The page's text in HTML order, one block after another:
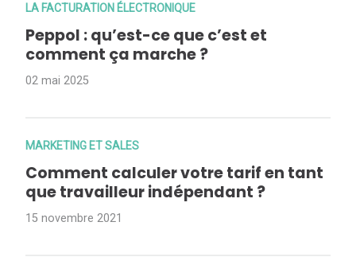
LA FACTURATION ÉLECTRONIQUE
Peppol : qu’est-ce que c’est et
comment ça marche ?
02 mai 2025
MARKETING ET SALES
Comment calculer votre tarif en tant
que travailleur indépendant ?
15 novembre 2021